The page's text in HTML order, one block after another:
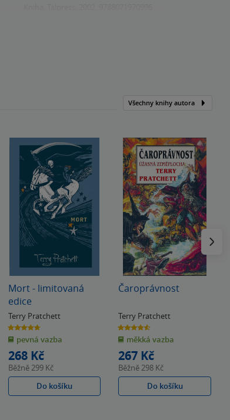
Všechny knihy autora
Mort - limitovaná
edice
Terry Pratchett
4.7
z
5
hvězdiček
pevná vazba
268 Kč
Běžně299 Kč
Do košíku
Čaroprávnost
Terry Pratchett
4.6
z
5
hvězdiček
měkká vazba
267 Kč
Běžně298 Kč
Do košíku